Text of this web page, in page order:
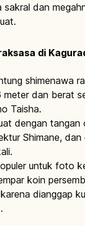
sakral dan
di
shimenawa
meter dan berat
Taisha.
dengan tangan
Shimane, dan
untuk foto
koin
dianggap